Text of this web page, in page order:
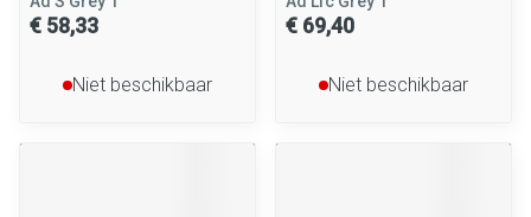
€ 58,33
Niet beschikbaar
€ 69,40
Niet beschikbaar